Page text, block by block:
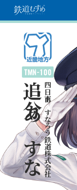
追分あすな四日市あすなろう鉄道株式会社